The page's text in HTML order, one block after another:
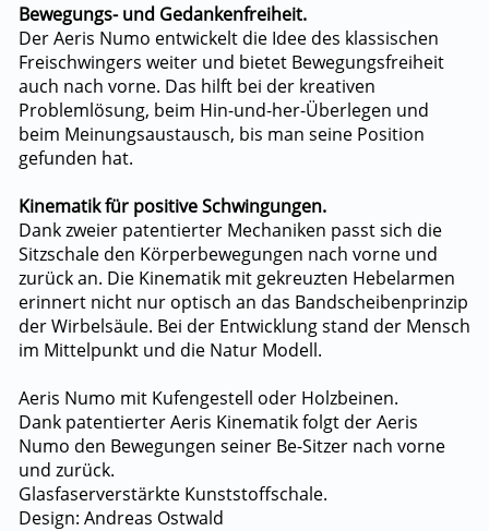
Bewegungs- und Gedankenfreiheit.
Der Aeris Numo entwickelt die Idee des klassischen
Freischwingers weiter und bietet Bewegungsfreiheit
auch nach vorne. Das hilft bei der kreativen
Problemlösung, beim Hin-und-her-Überlegen und
beim Meinungsaustausch, bis man seine Position
gefunden hat.
Kinematik für positive Schwingungen.
Dank zweier patentierter Mechaniken passt sich die
Sitzschale den Körperbewegungen nach vorne und
zurück an. Die Kinematik mit gekreuzten Hebelarmen
erinnert nicht nur optisch an das Bandscheibenprinzip
der Wirbelsäule. Bei der Entwicklung stand der Mensch
im Mittelpunkt und die Natur Modell.
Aeris Numo mit Kufengestell oder Holzbeinen.
Dank patentierter Aeris Kinematik folgt der Aeris
Numo den Bewegungen seiner Be-Sitzer nach vorne
und zurück.
Glasfaserverstärkte Kunststoffschale.
Design: Andreas Ostwald